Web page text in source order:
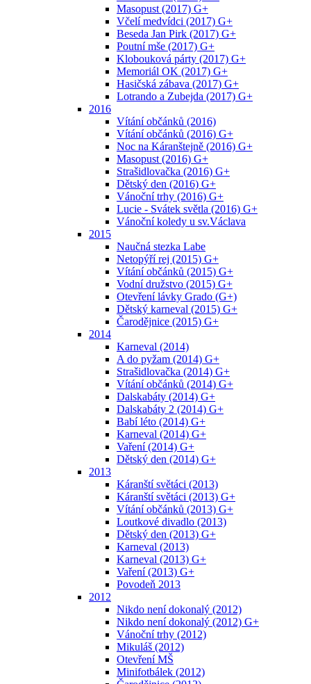
Masopust (2017) G+
Včelí medvídci (2017) G+
Beseda Jan Pirk (2017) G+
Poutní mše (2017) G+
Klobouková párty (2017) G+
Memoriál OK (2017) G+
Hasičská zábava (2017) G+
Lotrando a Zubejda (2017) G+
2016
Vítání občánků (2016)
Vítání občánků (2016) G+
Noc na Káranštejně (2016) G+
Masopust (2016) G+
Strašidlovačka (2016) G+
Dětský den (2016) G+
Vánoční trhy (2016) G+
Lucie - Svátek světla (2016) G+
Vánoční koledy u sv.Václava
2015
Naučná stezka Labe
Netopýří rej (2015) G+
Vítání občánků (2015) G+
Vodní družstvo (2015) G+
Otevření lávky Grado (G+)
Dětský karneval (2015) G+
Čarodějnice (2015) G+
2014
Karneval (2014)
A do pyžam (2014) G+
Strašidlovačka (2014) G+
Vítání občánků (2014) G+
Dalskabáty (2014) G+
Dalskabáty 2 (2014) G+
Babí léto (2014) G+
Karneval (2014) G+
Vaření (2014) G+
Dětský den (2014) G+
2013
Káranští světáci (2013)
Káranští světáci (2013) G+
Vítání občánků (2013) G+
Loutkové divadlo (2013)
Dětský den (2013) G+
Karneval (2013)
Karneval (2013) G+
Vaření (2013) G+
Povodeň 2013
2012
Nikdo není dokonalý (2012)
Nikdo není dokonalý (2012) G+
Vánoční trhy (2012)
Mikuláš (2012)
Otevření MŠ
Minifotbálek (2012)